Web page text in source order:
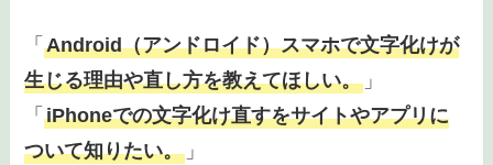
「Android（アンドロイド）スマホで文字化けが
生じる理由や直し方を教えてほしい。 」
「iPhoneでの文字化け直すをサイトやアプリに
ついて知りたい。 」